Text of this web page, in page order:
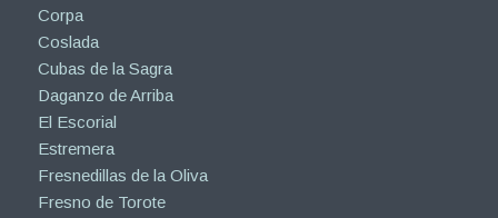
Corpa
Coslada
Cubas de la Sagra
Daganzo de Arriba
El Escorial
Estremera
Fresnedillas de la Oliva
Fresno de Torote